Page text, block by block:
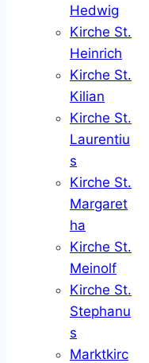
Hedwig
Kirche St.
Heinrich
Kirche St.
Kilian
Kirche St.
Laurentiu
s
Kirche St.
Margaret
ha
Kirche St.
Meinolf
Kirche St.
Stephanu
s
Marktkirc